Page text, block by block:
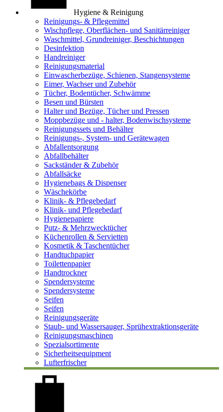
Hygiene & Reinigung
Reinigungs- & Pflegemittel
Wischpflege, Oberflächen- und Sanitärreiniger
Waschmittel, Grundreiniger, Beschichtungen
Desinfektion
Handreiniger
Reinigungsmaterial
Einwascherbezüge, Schienen, Stangensysteme
Eimer, Wachser und Zubehör
Tücher, Bodentücher, Schwämme
Besen und Bürsten
Halter und Bezüge, Tücher und Pressen
Moppbezüge und - halter, Bodenwischsysteme
Reinigungssets und Behälter
Reinigungs-, System- und Gerätewagen
Abfallentsorgung
Abfallbehälter
Sackständer & Zubehör
Abfallsäcke
Hygienebags & Dispenser
Wäschekörbe
Klinik- & Pflegebedarf
Klinik- und Pflegebedarf
Hygienepapiere
Putz- & Mehrzwecktücher
Küchenrollen & Servietten
Kosmetik & Taschentücher
Handtuchpapier
Toilettenpapier
Handtrockner
Spendersysteme
Spendersysteme
Seifen
Seifen
Reinigungsgeräte
Staub- und Wassersauger, Sprühextraktionsgeräte
Reinigungsmaschinen
Spezialsortimente
Sicherheitsequipment
Lufterfrischer